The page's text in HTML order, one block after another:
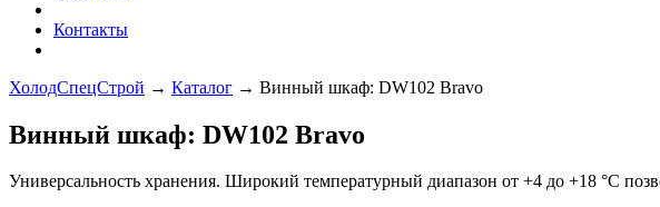
Контакты
ХолодСпецСтрой → Каталог → Винный шкаф: DW102 Bravo
Винный шкаф: DW102 Bravo
Универсальность хранения. Широкий температурный диапазон от +4 до +18 °C